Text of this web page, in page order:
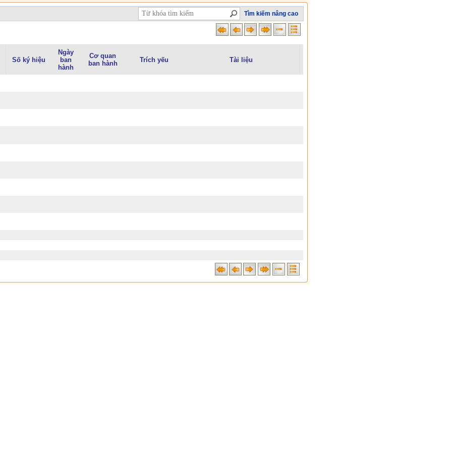
Tìm kiếm nâng cao
Số ký hiệu
Ngày
ban
hành
Cơ quan
ban hành
Trích yếu Tài liệu